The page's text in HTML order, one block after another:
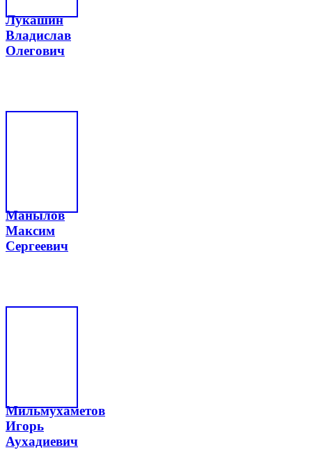
Лукашин
Владислав
Олегович
Манылов
Максим
Сергеевич
Мильмухаметов
Игорь
Аухадиевич